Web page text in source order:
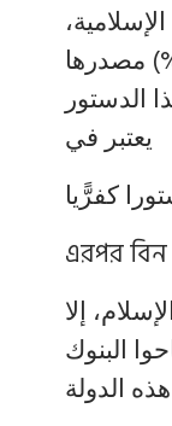
في المائة (10%) مصدرها
الدستور
يعتبر في
এরপর
إلا
البنوك